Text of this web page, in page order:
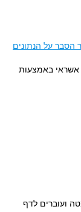
על הנתונים
באמצעות
לדף